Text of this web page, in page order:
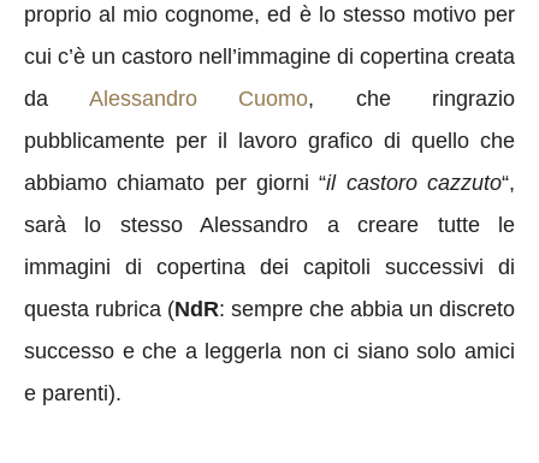
proprio al mio cognome, ed è lo stesso motivo per
cui c’è un castoro nell’immagine di copertina creata
da Alessandro Cuomo, che ringrazio
pubblicamente per il lavoro grafico di quello che
abbiamo chiamato per giorni “il castoro cazzuto“,
sarà lo stesso Alessandro a creare tutte le
immagini di copertina dei capitoli successivi di
questa rubrica (NdR: sempre che abbia un discreto
successo e che a leggerla non ci siano solo amici
e parenti).